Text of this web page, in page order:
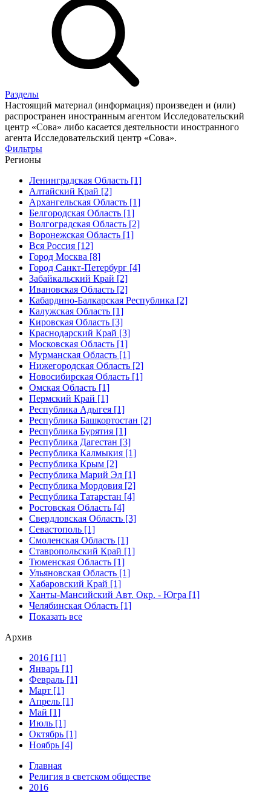
Разделы
Настоящий материал (информация) произведен и (или)
распространен иностранным агентом Исследовательский
центр «Сова» либо касается деятельности иностранного
агента Исследовательский центр «Сова».
Фильтры
Регионы
Ленинградская Область [1]
Алтайский Край [2]
Архангельская Область [1]
Белгородская Область [1]
Волгоградская Область [2]
Воронежская Область [1]
Вся Россия [12]
Город Москва [8]
Город Санкт-Петербург [4]
Забайкальский Край [2]
Ивановская Область [2]
Кабардино-Балкарская Республика [2]
Калужская Область [1]
Кировская Область [3]
Краснодарский Край [3]
Московская Область [1]
Мурманская Область [1]
Нижегородская Область [2]
Новосибирская Область [1]
Омская Область [1]
Пермский Край [1]
Республика Адыгея [1]
Республика Башкортостан [2]
Республика Бурятия [1]
Республика Дагестан [3]
Республика Калмыкия [1]
Республика Крым [2]
Республика Марий Эл [1]
Республика Мордовия [2]
Республика Татарстан [4]
Ростовская Область [4]
Свердловская Область [3]
Севастополь [1]
Смоленская Область [1]
Ставропольский Край [1]
Тюменская Область [1]
Ульяновская Область [1]
Хабаровский Край [1]
Ханты-Мансийский Авт. Окр. - Югра [1]
Челябинская Область [1]
Показать все
Архив
2016 [11]
Январь [1]
Февраль [1]
Март [1]
Апрель [1]
Май [1]
Июль [1]
Октябрь [1]
Ноябрь [4]
Главная
Религия в светском обществе
2016